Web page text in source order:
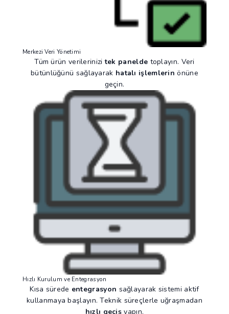
Merkezi Veri Yönetimi
Tüm ürün verilerinizitek panelde toplayın. Veri
bütünlüğünü sağlayarak hatalı işlemlerin önüne
geçin.
Hızlı Kurulum ve Entegrasyon
Kısa sürede entegrasyon sağlayarak sistemi aktif
kullanmaya başlayın. Teknik süreçlerle uğraşmadan
hızlı geçiş yapın.